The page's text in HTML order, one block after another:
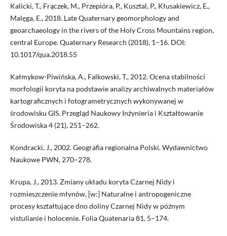
Kalicki, T., Frączek, M., Przepióra, P., Kusztal, P., Kłusakiewicz, E.,
Malęga, E., 2018. Late Quaternary geomorphology and
geoarchaeology in the rivers of the Holy Cross Mountains region,
central Europe. Quaternary Research (2018), 1–16. DOI:
10.1017/qua.2018.55
Kałmykow-Piwińska, A., Falkowski, T., 2012. Ocena stabilności
morfologii koryta na podstawie analizy archiwalnych materiałów
kartograficznych i fotogrametrycznych wykonywanej w
środowisku GIS. Przegląd Naukowy Inżynieria i Kształtowanie
Środowiska 4 (21), 251–262.
Kondracki, J., 2002. Geografia regionalna Polski. Wydawnictwo
Naukowe PWN, 270–278.
Krupa, J., 2013. Zmiany układu koryta Czarnej Nidy i
rozmieszczenie młynów, [w:] Naturalne i antropogeniczne
procesy kształtujące dno doliny Czarnej Nidy w późnym
vistulianie i holocenie. Folia Quatenaria 81, 5–174.